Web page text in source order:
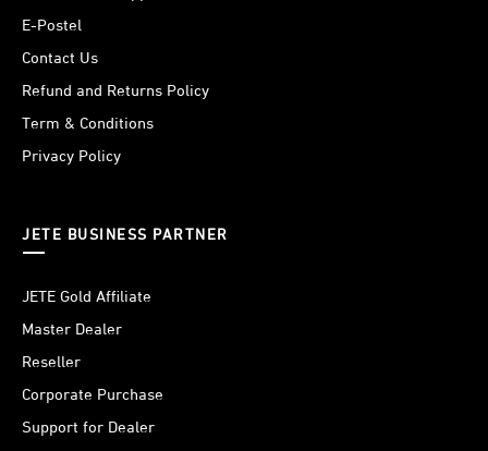
E-Postel
Contact Us
Refund and Returns Policy
Term & Conditions
Privacy Policy
JETE BUSINESS PARTNER
JETE Gold Affiliate
Master Dealer
Reseller
Corporate Purchase
Support for Dealer